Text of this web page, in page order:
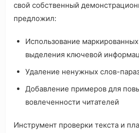
свой собственный
предложил:
Использование
выделения ключевой
Удаление ненужных слов-
Добавление примеров для
вовлеченности читателей
Инструмент проверки текста и